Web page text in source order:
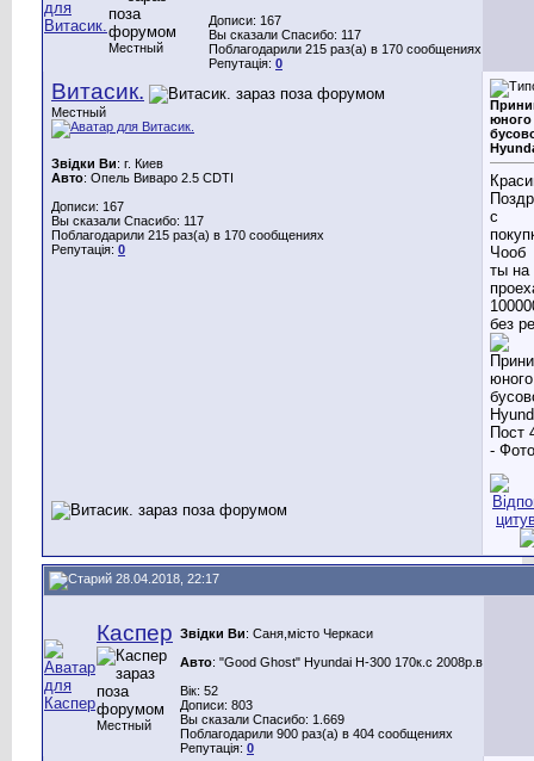
Местный
Дописи: 167
Вы сказали Спасибо: 117
Поблагодарили 215 раз(а) в 170 сообщениях
Репутація: 0
Витасик.
Местный
Звідки Ви: г. Киев
Авто: Опель Виваро 2.5 CDTI
Дописи: 167
Вы сказали Спасибо: 117
Поблагодарили 215 раз(а) в 170 сообщениях
Репутація: 0
юного
с
Чооб
ты на
без
28.04.2018, 22:17
Каспер
Местный
Звідки Ви: Саня,місто Черкаси
Авто: "Good Ghost" Hyundai H-300 170к.с 2008р.в
Вік: 52
Дописи: 803
Вы сказали Спасибо: 1.669
Поблагодарили 900 раз(а) в 404 сообщениях
Репутація: 0